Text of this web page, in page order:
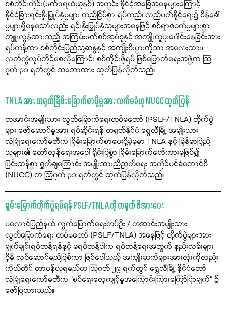
စစ်ကိုင်းတိုင်း(ဖက်ဒရယ်ယူနစ်) အတွင်း နိုင်ငံ့အခြေအနေများကြောင့်
နိုင်ငံခြားရင်းနှီးမြှုပ်နှံမှုများ တည်ငြိမ်စွာ ရပ်တည်၊ လည်ပတ်နိုင်ရေး၌ စိန်ခေါ်
မှုများရှိနေသော်လည်း ရင်းနှီးမြှုပ်နှံသူများအနေဖြင့် စစ်ရာဇဝတ်မှုများစွာ
ကျူးလွန်ထားသည့် အကြမ်းဖက်စစ်အုပ်စုနှင့် အကျိုးတူပူးပေါင်းနေခြင်းအား
ရပ်တန့်ကာ စစ်ကိုင်းပြည်သူ့ဆန္ဒနှင့် အကျိုးစီးပွားကိုသာ အလေးထား၊
လက်တွဲလုပ်ကိုင်စေလိုကြောင်း စစ်ကိုင်းဖိုရမ် ဖြစ်မြောက်ရေးအဖွဲ့က သြ
ဂုတ် ၃၁ ရက်တွင် သဘောထား ထုတ်ပြန်လိုက်သည်။
TNLA အား တရုတ်ခြိမ်းခြောက်စာပို့မှုအား လက်မခံဟု NUCC ထုတ်ပြန်
တအာင်းအမျိုးသား လွတ်မြောက်ရေးတပ်မတော် (PSLF/TNLA) တိုက်ပွဲ
များ ဖော်ဆောင်မှုအား ရပ်ဆိုင်းရန် တရုတ်နိုင်ငံ ရွှေလီမြို့ အမျိုးသား
လုံခြုံရေးကော်မတီက ခြိမ်းခြောက်စာပေးပို့ခဲ့မှုမှာ TNLA နှင့် မြန်မာပြည်
သူများ၏ တော်လှန်ရေးအပေါ် ရိုင်းပြစွာ ခြိမ်းခြောက်စော်ကားမှုဖြစ်၍
ပြင်းထန်စွာ ရှုတ်ချကြောင်း အမျိုးသားညီညွတ်ရေး အတိုင်ပင်ခံကောင်စီ
(NUCC) က သြဂုတ် ၃၁ ရက်တွင် ထုတ်ပြန်လိုက်သည်။
ရှမ်းမြောက်တိုက်ပွဲရပ်ရန် PSLF/TNLA ကို တရုတ် ဖိအားပေး
ပလောင်ပြည်နယ် လွတ်မြောက်ရေးတပ်ဦး / တအာင်းအမျိုးသား
လွတ်မြောက်ရေး တပ်မတော် (PSLF/TNLA) အနေဖြင့် တိုက်ပွဲများအား
ချက်ချင်းရပ်တန့်ရန်နှင့် မရပ်တန့်ပါက ရပ်တန့်ရေးအတွက် နည်းလမ်းများ
ပိုမို လုပ်ဆောင်မည်ဖြစ်ကာ ဖြစ်ပေါ်သည့် အကျိုးဆက်များအားလုံးကိုလည်း
ကိုယ်တိုင် တာဝန်ယူရမည်ဟု သြဂုတ် ၂၉ ရက်တွင် ရွှေလီမြို့ နိုင်ငံတော်
လုံခြုံရေးကော်မတီက "စစ်ရေးလေ့ကျင့်မှုအကြောင်းကြားကြော်ငြာချက်" ၌
ဖော်ပြထားသည်။